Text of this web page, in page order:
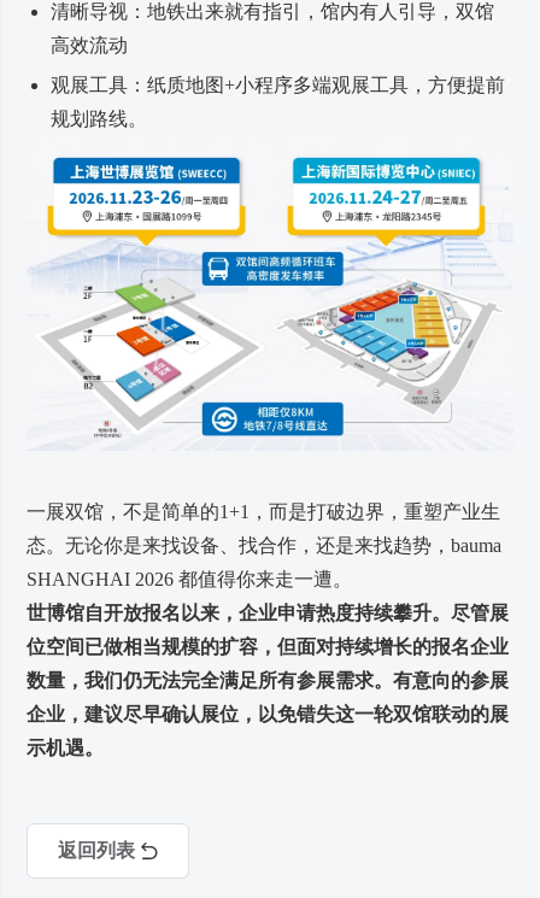
清晰导视：地铁出来就有指引，馆内有人引导，双馆
高效流动
观展工具：纸质地图+小程序多端观展工具，方便提前
规划路线。
一展双馆，不是简单的1+1，而是打破边界，重塑产业生
态。无论你是来找设备、找合作，还是来找趋势，bauma
SHANGHAI 2026 都值得你来走一遭。
世博馆自开放报名以来，企业申请热度持续攀升。尽管展
位空间已做相当规模的扩容，但面对持续增长的报名企业
数量，我们仍无法完全满足所有参展需求。有意向的参展
企业，建议尽早确认展位，以免错失这一轮双馆联动的展
示机遇。
返回列表